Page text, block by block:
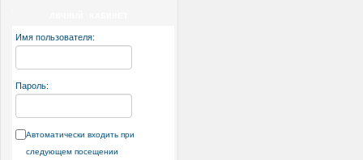
Имя пользователя:
Пароль:
Автоматически входить при
следующем посещении